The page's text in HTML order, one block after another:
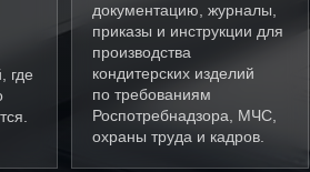
где
документацию, журналы,
приказы и инструкции для
производства
кондитерских изделий
по требованиям
Роспотребнадзора, МЧС,
охраны труда и кадров.